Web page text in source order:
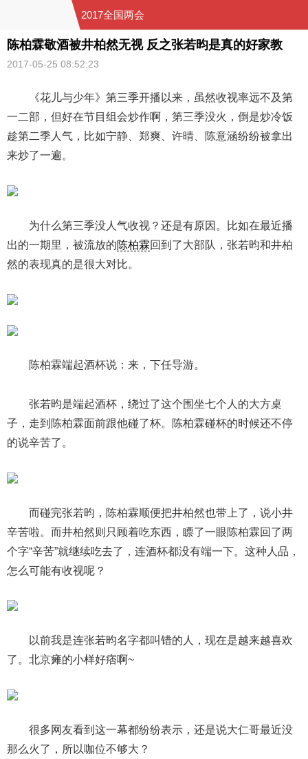
2017全国两会
陈柏霖敬酒被井柏然无视 反之张若昀是真的好家教
2017-05-25 08:52:23
《花儿与少年》第三季开播以来，虽然收视率远不及第
一二部，但好在节目组会炒作啊，第三季没火，倒是炒冷饭
趁第二季人气，比如宁静、郑爽、许晴、陈意涵纷纷被拿出
来炒了一遍。
为什么第三季没人气收视？还是有原因。比如在最近播
出的一期里，被流放的陈柏霖回到了大部队，张若昀和井柏
然的表现真的是很大对比。
陈柏霖端起酒杯说：来，下任导游。
张若昀是端起酒杯，绕过了这个围坐七个人的大方桌
子，走到陈柏霖面前跟他碰了杯。陈柏霖碰杯的时候还不停
的说辛苦了。
而碰完张若昀，陈柏霖顺便把井柏然也带上了，说小井
辛苦啦。而井柏然则只顾着吃东西，瞟了一眼陈柏霖回了两
个字“辛苦”就继续吃去了，连酒杯都没有端一下。这种人品，
怎么可能有收视呢？
以前我是连张若昀名字都叫错的人，现在是越来越喜欢
了。北京瘫的小样好痞啊~
很多网友看到这一幕都纷纷表示，还是说大仁哥最近没
那么火了，所以咖位不够大？